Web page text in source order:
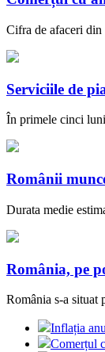
Cifra de afaceri din
Serviciile de
În primele cinci
Românii
Durata medie
România, pe
România s-a situat
Inflația
Comerțul